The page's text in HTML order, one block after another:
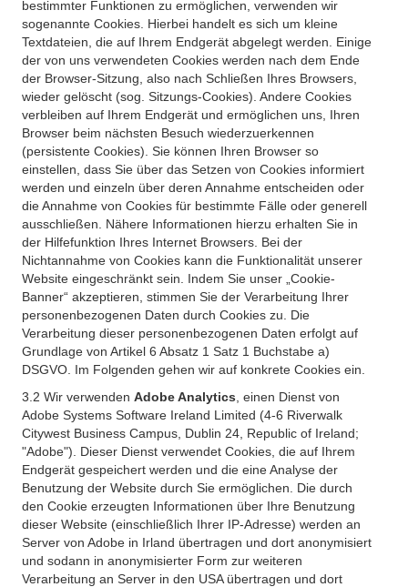
bestimmter Funktionen zu ermöglichen, verwenden wir
sogenannte Cookies. Hierbei handelt es sich um kleine
Textdateien, die auf Ihrem Endgerät abgelegt werden. Einige
der von uns verwendeten Cookies werden nach dem Ende
der Browser-Sitzung, also nach Schließen Ihres Browsers,
wieder gelöscht (sog. Sitzungs-Cookies). Andere Cookies
verbleiben auf Ihrem Endgerät und ermöglichen uns, Ihren
Browser beim nächsten Besuch wiederzuerkennen
(persistente Cookies). Sie können Ihren Browser so
einstellen, dass Sie über das Setzen von Cookies informiert
werden und einzeln über deren Annahme entscheiden oder
die Annahme von Cookies für bestimmte Fälle oder generell
ausschließen. Nähere Informationen hierzu erhalten Sie in
der Hilfefunktion Ihres Internet Browsers. Bei der
Nichtannahme von Cookies kann die Funktionalität unserer
Website eingeschränkt sein. Indem Sie unser „Cookie-
Banner“ akzeptieren, stimmen Sie der Verarbeitung Ihrer
personenbezogenen Daten durch Cookies zu. Die
Verarbeitung dieser personenbezogenen Daten erfolgt auf
Grundlage von Artikel 6 Absatz 1 Satz 1 Buchstabe a)
DSGVO. Im Folgenden gehen wir auf konkrete Cookies ein.
3.2 Wir verwenden Adobe Analytics , einen Dienst von
Adobe Systems Software Ireland Limited (4-6 Riverwalk
Citywest Business Campus, Dublin 24, Republic of Ireland;
"Adobe"). Dieser Dienst verwendet Cookies, die auf Ihrem
Endgerät gespeichert werden und die eine Analyse der
Benutzung der Website durch Sie ermöglichen. Die durch
den Cookie erzeugten Informationen über Ihre Benutzung
dieser Website (einschließlich Ihrer IP-Adresse) werden an
Server von Adobe in Irland übertragen und dort anonymisiert
und sodann in anonymisierter Form zur weiteren
Verarbeitung an Server in den USA übertragen und dort